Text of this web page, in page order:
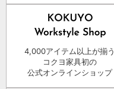
4,000アイテム以上が揃う
コクヨ家具初の
公式オンラインショップ